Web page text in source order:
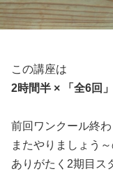
この講座は
2時間半 × 「全6回
前回ワンクール終わ
またやりましょう
ありがたく2期目ス